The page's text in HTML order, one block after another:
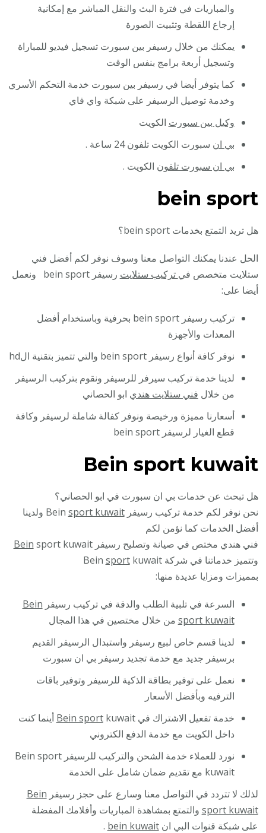
والمباريات في فترة البث والنقل المباشر مع إمكانية
إرجاع اللقطة وتثبيت الصورة
يمكنك من خلال رسيفر بين سبورت تسجيل فيديو للمباراة
وتسجيل أربعة برامج بنفس الوقت
كما يتوفر أيضا في رسيفر بين سبورت خدمة التحكم الأسري
وخدمة توصيل الرسيفر على شبكة واي فاي
وكيل بين سبورت الكويت
بي ان سبورت الكويت تلفون 24 ساعة .
بي ان سبورت تلفون الكويت .
bein sport
هل تريد التمتع بخدمات bein sport؟
الحل عندنا يمكنك التواصل معنا وسوف نوفر لكم أفضل فني
ستلايت متخصص في تركيب ستلايت
رسيفر bein sport ونعمل
أيضا على:
تركيب رسيفر bein sport بحرفية وباستخدام أفضل
المعدات والأجهزة
نوفر كافة أنواع رسيفر bein sport والتي تتميز بتقنية الhd
لدينا خدمة تركيب سيرفر للرسيفر ونقوم بتركيب الرسيفر
من خلال فني ستلايت هندي ابو الحصاني
أسعارنا مميزة ورخيصة ونوفر كفالة شاملة لرسيفر وكافة
قطع الغيار لرسيفر bein sport
Bein sport kuwait
هل تبحث عن خدمات بي ان سبورت في ابو الحصاني؟
نحن نوفر لكم خدمة تركيب رسيفر Beinsport kuwait
ولدينا
أفضل الخدمات كما نؤمن لكم
فني هندي مختص في صيانة وتصليح رسيفر
Bein sport kuwait
وتتميز خدماتنا في شركة Bein
sportkuwait
بمميزات ومزايا عديدة منها:
السرعة في تلبية الطلب والدقة في تركيب رسيفر Bein
sport kuwait من خلال مختصين في هذا المجال
لدينا قسم خاص لبيع رسيفر واستبدال الرسيفر القديم
برسيفر جديد مع خدمة تجديد رسيفر بي ان سبورت
نعمل على توفير بطاقة الذكية للرسيفر وتوفير باقات
الترفيه وبأفضل الأسعار
خدمة تفعيل الاشتراك في
Bein sport kuwait أينما كنت
داخل الكويت مع خدمة الدفع الكتروني
نورد للعملاء خدمة الشحن والتركيب للرسيفر Bein sport
kuwait مع تقديم ضمان شامل على الخدمة
لذلك لا تتردد في التواصل معنا وسارع على حجز رسيفر Bein
sport kuwait والتمتع بمشاهدة المباريات وأفلامك المفضلة
على شبكة قنوات البي انbein kuwait
.